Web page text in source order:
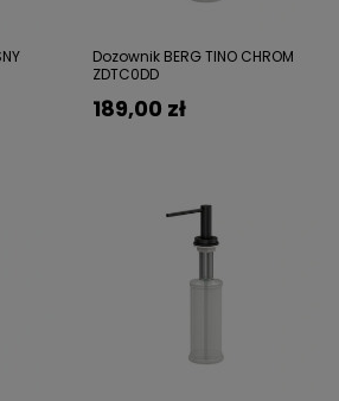
Dozownik BERG TINO CHROM
ZDTC0DD
189,00 zł